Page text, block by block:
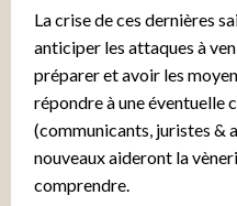
La crise de ces dernières
anticiper les attaques à
préparer et avoir les
répondre à une éventuelle
(communicants, juristes &
nouveaux aideront la
comprendre.